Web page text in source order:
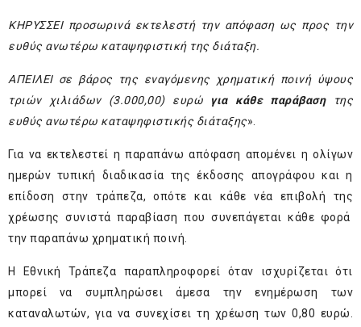
ΚΗΡΥΣΣΕΙ προσωρινά εκτελεστή την απόφαση ως προς την
ευθύς ανωτέρω καταψηφιστική της διάταξη.
ΑΠΕΙΛΕΙ σε βάρος της εναγόμενης χρηματική ποινή ύψους
τριών χιλιάδων (3.000,00) ευρώ
για κάθε παράβασητης
ευθύς ανωτέρω καταψηφιστικής διάταξης».
Για να εκτελεστεί η παραπάνω απόφαση απομένει η ολίγων
ημερών τυπική διαδικασία της έκδοσης απογράφου και η
επίδοση στην τράπεζα, οπότε και κάθε νέα επιβολή της
χρέωσης συνιστά παραβίαση που συνεπάγεται κάθε φορά
την παραπάνω χρηματική ποινή.
Η Εθνική Τράπεζα παραπληροφορεί όταν ισχυρίζεται ότι
μπορεί να συμπληρώσει άμεσα την ενημέρωση των
καταναλωτών, για να συνεχίσει τη χρέωση των 0,80 ευρώ.